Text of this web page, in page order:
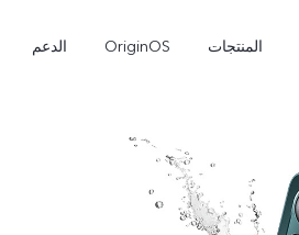
المنتجات OriginOS الدعم